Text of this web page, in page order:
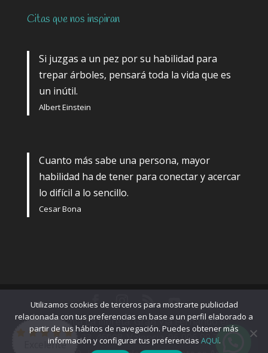
Citas que nos inspiran
Si juzgas a un pez por su habilidad para
trepar árboles, pensará toda la vida que es
un inútil.
Albert Einstein
Cuanto más sabe una persona, mayor
habilidad ha de tener para conectar y acercar
lo difícil a lo sencillo.
Cesar Bona
Academia La llibreta. Gran Vía Fernando el
Católico, 23. 46008. Valencia. 96 006 99 34-
Excelente
Utilizamos cookies de terceros para mostrarte publicidad
relacionada con tus preferencias en base a un perfil elaborado a
partir de tus hábitos de navegación. Puedes obtener más
información y configurar tus preferencias AQUí.